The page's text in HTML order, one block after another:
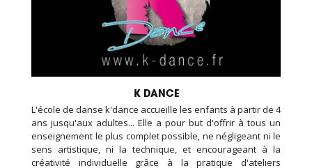
K DANCE
L'école de danse k'dance accueille les enfants à partir de 4
ans jusqu'aux adultes... Elle a pour but d'offrir à tous un
enseignement le plus complet possible, ne négligeant ni le
sens artistique, ni la technique, et encourageant à la
créativité individuelle grâce à la pratique d'ateliers